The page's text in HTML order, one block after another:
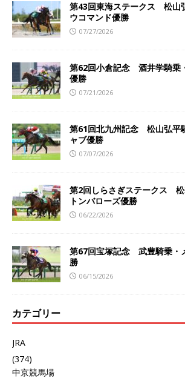
第43回東海ステークス 松山
ウコマンド優勝
07/27/2026
第62回小倉記念 酒井学騎乗
優勝
07/21/2026
第61回北九州記念 松山弘平
ャブ優勝
07/07/2026
第2回しらさぎステークス
トンバローズ優勝
06/22/2026
第67回宝塚記念 武豊騎乗・
勝
06/15/2026
カテゴリー
JRA
(374)
中京競馬場